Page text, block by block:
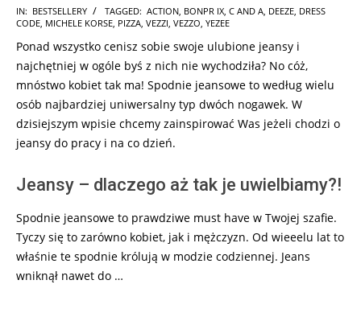
2025-
05-
27
IN: BESTSELLERY TAGGED: ACTION BONPR IX C AND A DEEZE DRESS
CODE MICHELE KORSE PIZZA VEZZI VEZZO YEZEE
Ponad wszystko cenisz sobie swoje ulubione jeansy i
najchętniej w ogóle byś z nich nie wychodziła? No cóż,
mnóstwo kobiet tak ma! Spodnie jeansowe to według wielu
osób najbardziej uniwersalny typ dwóch nogawek. W
dzisiejszym wpisie chcemy zainspirować Was jeżeli chodzi o
jeansy do pracy i na co dzień.
Jeansy – dlaczego aż tak je uwielbiamy?!
Spodnie jeansowe to prawdziwe must have w Twojej szafie.
Tyczy się to zarówno kobiet, jak i mężczyzn. Od wieeelu lat to
właśnie te spodnie królują w modzie codziennej. Jeans
wniknął nawet do …